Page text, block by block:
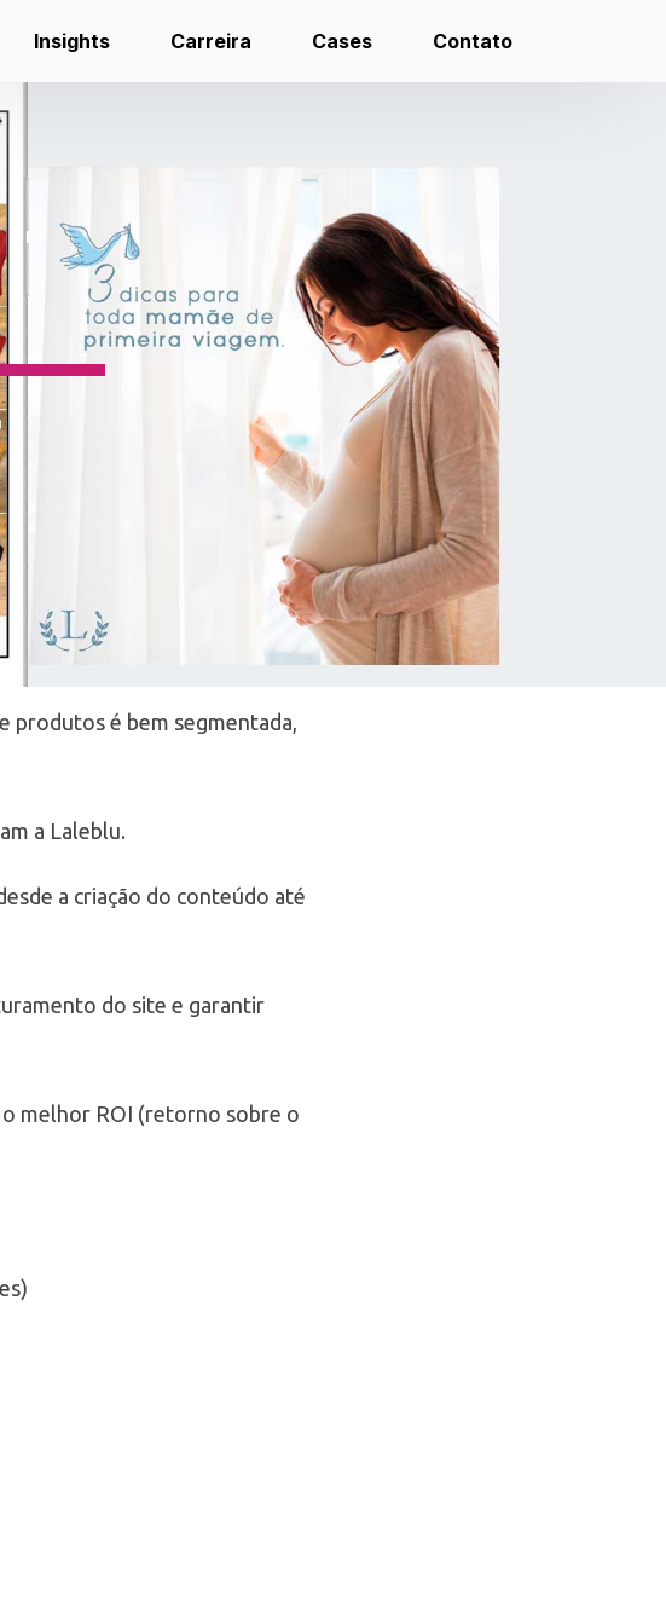
Insights Carreira Cases Contato
produtos é bem segmentada,
a Laleblu.
a criação do conteúdo até
do site e garantir
o melhor ROI (retorno sobre o